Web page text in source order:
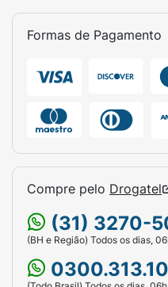
Formas de Pagamento
Compre pelo Drogatel
(31) 3270-
(BH e Região) Todos os dias,